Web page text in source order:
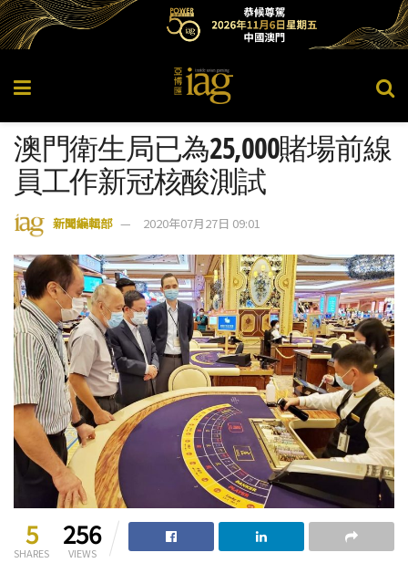
澳門衛生局已為25,000賭場前線
員工作新冠核酸測試
新聞編輯部 2020年07月27日 09:01
5
SHARES
256
VIEWS